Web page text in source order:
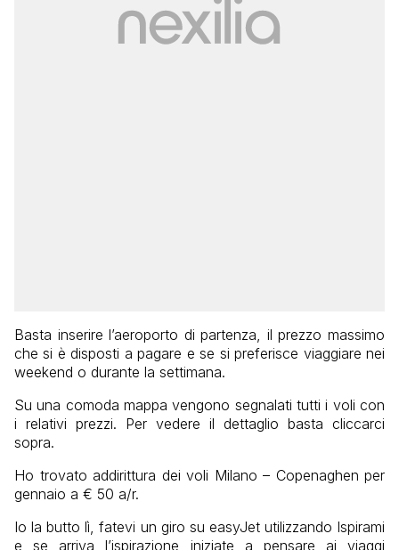
Basta inserire l’aeroporto di partenza, il prezzo massimo
che si è disposti a pagare e se si preferisce viaggiare nei
weekend o durante la settimana.
Su una comoda mappa vengono segnalati tutti i voli con
i relativi prezzi. Per vedere il dettaglio basta cliccarci
sopra.
Ho trovato addirittura dei voli Milano – Copenaghen per
gennaio a € 50 a/r.
Io la butto lì, fatevi un giro su easyJet utilizzando Ispirami
e se arriva l’ispirazione iniziate a pensare ai viaggi